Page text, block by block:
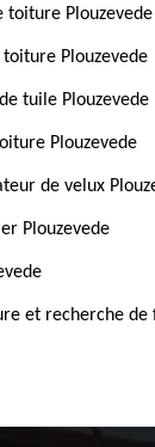
toiture Plouzevede
Plouzevede
tuile Plouzevede
Plouzevede
de velux
Plouzevede
et recherche de